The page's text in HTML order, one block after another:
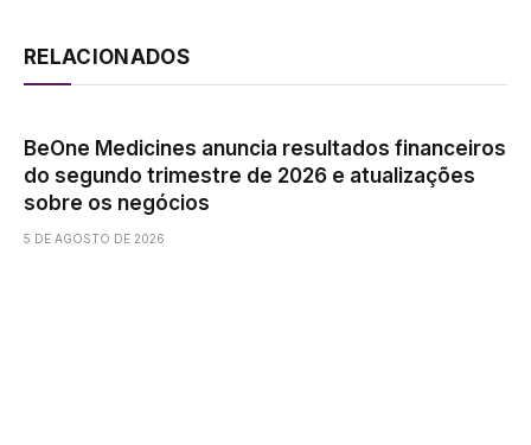
RELACIONADOS
BeOne Medicines anuncia resultados financeiros
do segundo trimestre de 2026 e atualizações
sobre os negócios
5 DE AGOSTO DE 2026